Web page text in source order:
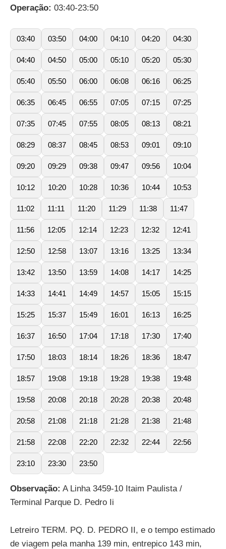
Operação: 03:40-23:50
03:40 03:50 04:00 04:10 04:20 04:30
04:40 04:50 05:00 05:10 05:20 05:30
05:40 05:50 06:00 06:08 06:16 06:25
06:35 06:45 06:55 07:05 07:15 07:25
07:35 07:45 07:55 08:05 08:13 08:21
08:29 08:37 08:45 08:53 09:01 09:10
09:20 09:29 09:38 09:47 09:56 10:04
10:12 10:20 10:28 10:36 10:44 10:53
11:02 11:11 11:20 11:29 11:38 11:47
11:56 12:05 12:14 12:23 12:32 12:41
12:50 12:58 13:07 13:16 13:25 13:34
13:42 13:50 13:59 14:08 14:17 14:25
14:33 14:41 14:49 14:57 15:05 15:15
15:25 15:37 15:49 16:01 16:13 16:25
16:37 16:50 17:04 17:18 17:30 17:40
17:50 18:03 18:14 18:26 18:36 18:47
18:57 19:08 19:18 19:28 19:38 19:48
19:58 20:08 20:18 20:28 20:38 20:48
20:58 21:08 21:18 21:28 21:38 21:48
21:58 22:08 22:20 22:32 22:44 22:56
23:10 23:30 23:50
Observação: A Linha 3459-10 Itaim Paulista /
Terminal Parque D. Pedro Ii
Letreiro TERM. PQ. D. PEDRO II, e o tempo estimado
de viagem pela manha 139 min, entrepico 143 min,